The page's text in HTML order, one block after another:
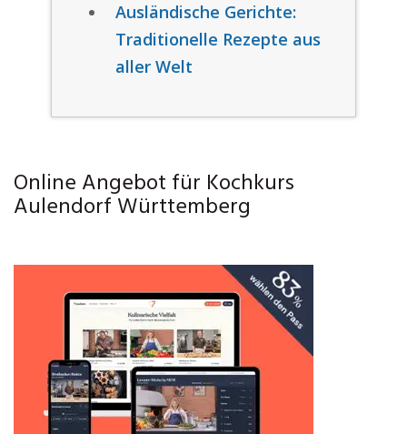
Ausländische Gerichte:
Traditionelle Rezepte aus
aller Welt
Online Angebot für Kochkurs
Aulendorf Württemberg